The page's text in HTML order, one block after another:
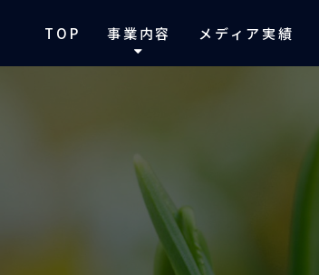
TOP 事業内容 メディア実績